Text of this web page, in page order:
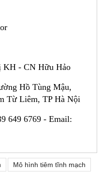
- CN Hữu Hảo
Hồ Tùng Mậu,
Từ Liêm, TP Hà Nội
649 6769 - Email:
Mô hình tiêm tĩnh mạch